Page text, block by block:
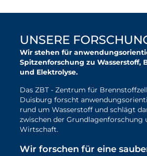
UNSERE
Wir stehen für
Spitzenforschung zu Wasserstoff,
und Elektrolyse.
Das ZBT - Zentrum für
Duisburg forscht
rund um Wasserstoff und schlägt
zwischen der Grundlagenforschung
Wirtschaft.
Wir forschen für eine